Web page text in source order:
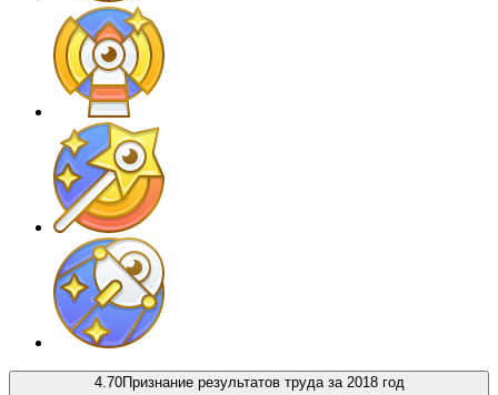
4.70Признание результатов труда за 2018 год